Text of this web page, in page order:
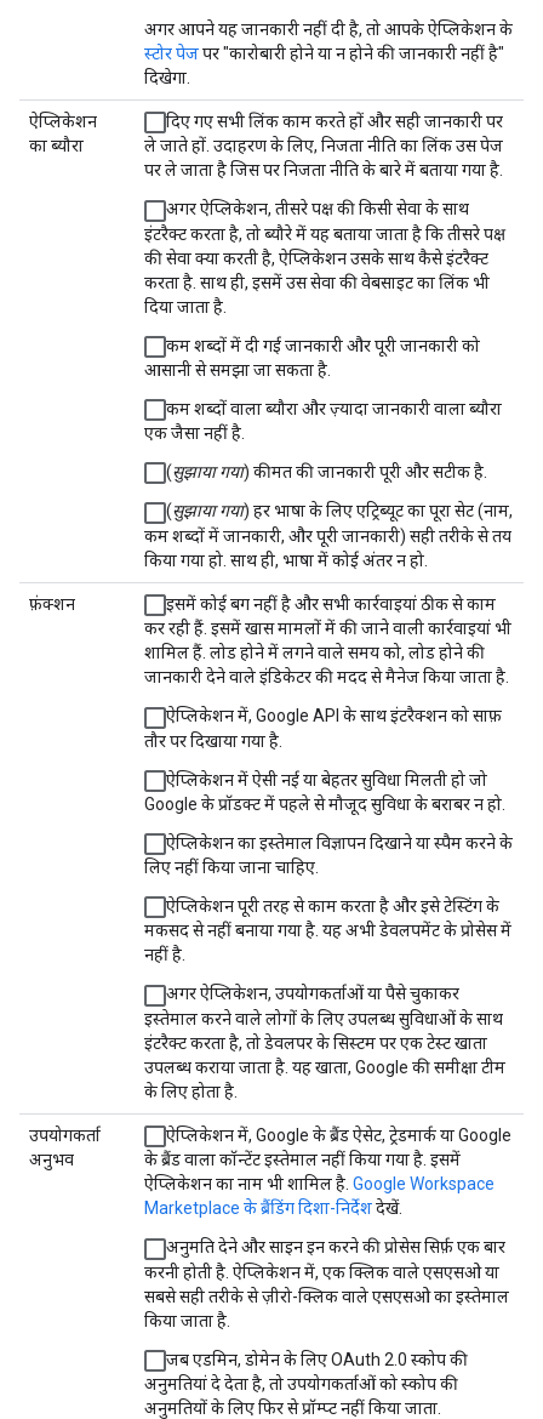
अगर आपने यह जानकारी नहीं दी है, तो आपके ऐप्लिकेशन के
स्टोर पेजपर "कारोबारी होने या न होने की जानकारी नहीं है"
दिखेगा.
ऐप्लिकेशन
का ब्यौरा
दिए गए सभी लिंक काम करते हों और सही जानकारी पर
ले जाते हों. उदाहरण के लिए, निजता नीति का लिंक उस पेज
पर ले जाता है जिस पर निजता नीति के बारे में बताया गया है.
अगर ऐप्लिकेशन, तीसरे पक्ष की किसी सेवा के साथ
इंटरैक्ट करता है, तो ब्यौरे में यह बताया जाता है कि तीसरे पक्ष
की सेवा क्या करती है, ऐप्लिकेशन उसके साथ कैसे इंटरैक्ट
करता है. साथ ही, इसमें उस सेवा की वेबसाइट का लिंक भी
दिया जाता है.
कम शब्दों में दी गई जानकारी और पूरी जानकारी को
आसानी से समझा जा सकता है.
कम शब्दों वाला ब्यौरा और ज़्यादा जानकारी वाला ब्यौरा
एक जैसा नहीं है.
(सुझाया गया) कीमत की जानकारी पूरी और सटीक है.
(सुझाया गया) हर भाषा के लिए एट्रिब्यूट का पूरा सेट (नाम,
कम शब्दों में जानकारी, और पूरी जानकारी) सही तरीके से तय
किया गया हो. साथ ही, भाषा में कोई अंतर न हो.
फ़ंक्शन
इसमें कोई बग नहीं है और सभी कार्रवाइयां ठीक से काम
कर रही हैं. इसमें खास मामलों में की जाने वाली कार्रवाइयां भी
शामिल हैं. लोड होने में लगने वाले समय को, लोड होने की
जानकारी देने वाले इंडिकेटर की मदद से मैनेज किया जाता है.
ऐप्लिकेशन में, Google API के साथ इंटरैक्शन को साफ़
तौर पर दिखाया गया है.
ऐप्लिकेशन में ऐसी नई या बेहतर सुविधा मिलती हो जो
Google के प्रॉडक्ट में पहले से मौजूद सुविधा के बराबर न हो.
ऐप्लिकेशन का इस्तेमाल विज्ञापन दिखाने या स्पैम करने के
लिए नहीं किया जाना चाहिए.
ऐप्लिकेशन पूरी तरह से काम करता है और इसे टेस्टिंग के
मकसद से नहीं बनाया गया है. यह अभी डेवलपमेंट के प्रोसेस में
नहीं है.
अगर ऐप्लिकेशन, उपयोगकर्ताओं या पैसे चुकाकर
इस्तेमाल करने वाले लोगों के लिए उपलब्ध सुविधाओं के साथ
इंटरैक्ट करता है, तो डेवलपर के सिस्टम पर एक टेस्ट खाता
उपलब्ध कराया जाता है. यह खाता, Google की समीक्षा टीम
के लिए होता है.
उपयोगकर्ता
अनुभव
ऐप्लिकेशन में, Google के ब्रैंड ऐसेट, ट्रेडमार्क या Google
के ब्रैंड वाला कॉन्टेंट इस्तेमाल नहीं किया गया है. इसमें
ऐप्लिकेशन का नाम भी शामिल है. Google Workspace
Marketplace के ब्रैंडिंग दिशा-निर्देशदेखें.
अनुमति देने और साइन इन करने की प्रोसेस सिर्फ़ एक बार
करनी होती है. ऐप्लिकेशन में, एक क्लिक वाले एसएसओ या
सबसे सही तरीके से ज़ीरो-क्लिक वाले एसएसओ का इस्तेमाल
किया जाता है.
जब एडमिन, डोमेन के लिए OAuth 2.0 स्कोप की
अनुमतियां दे देता है, तो उपयोगकर्ताओं को स्कोप की
अनुमतियों के लिए फिर से प्रॉम्प्ट नहीं किया जाता.